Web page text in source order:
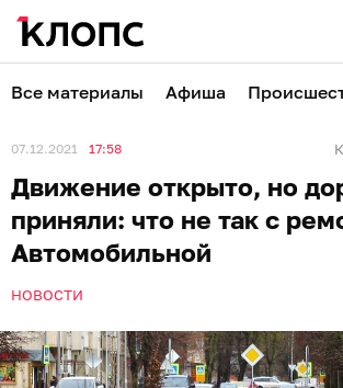
Все материалы Афиша
07.12.2021 17:58
Движение открыто, но
приняли: что не так с
Автомобильной
НОВОСТИ